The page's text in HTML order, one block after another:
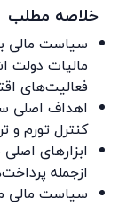
خلاصه مطلب
سیاست مالی
مالیات دولت
فعالیت‌های
اهداف اصلی
کنترل تورم و
ابزارهای
ازجمله
سیاست مالی